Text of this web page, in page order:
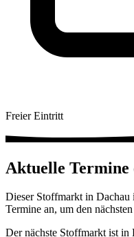
Freier Eintritt
Aktuelle Termine
Dieser Stoffmarkt in Dachau
Termine an, um den
Der nächste Stoffmarkt ist in